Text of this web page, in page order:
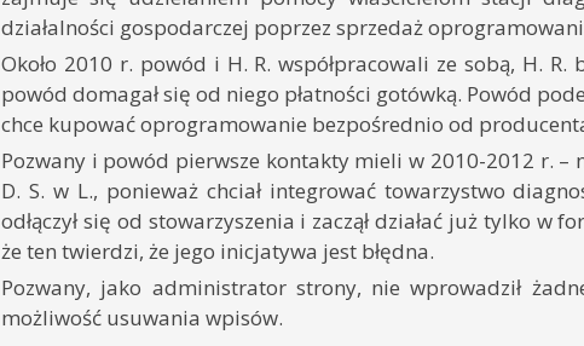
działalności gospodarczej poprzez sprzedaż
Około 2010 r. powód i H. R. współpracowali ze sobą, H.
powód domagał się od niego płatności gotówką. Powód
chce kupować oprogramowanie bezpośrednio od
Pozwany i powód pierwsze kontakty mieli w 2010-2012 r. –
D. S. w L., ponieważ chciał integrować towarzystwo
odłączył się od stowarzyszenia i zaczął działać już tylko
że ten twierdzi, że jego inicjatywa jest błędna.
Pozwany, jako administrator strony, nie wprowadził
możliwość usuwania wpisów.